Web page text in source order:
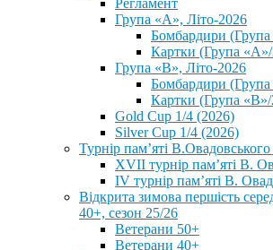
Регламент
Група «А», Літо-2026
Бомбардири
Картки (Група
Група «В», Літо-2026
Бомбардири
Картки (Група
Gold Cup 1/4 (2026)
Silver Cup 1/4 (2026)
Турнір пам’яті
XVII турнір пам’яті В.
IV турнір пам’яті В.
Відкрита зимова першість
40+, сезон 25/26
Ветерани 50+
Ветерани 40+